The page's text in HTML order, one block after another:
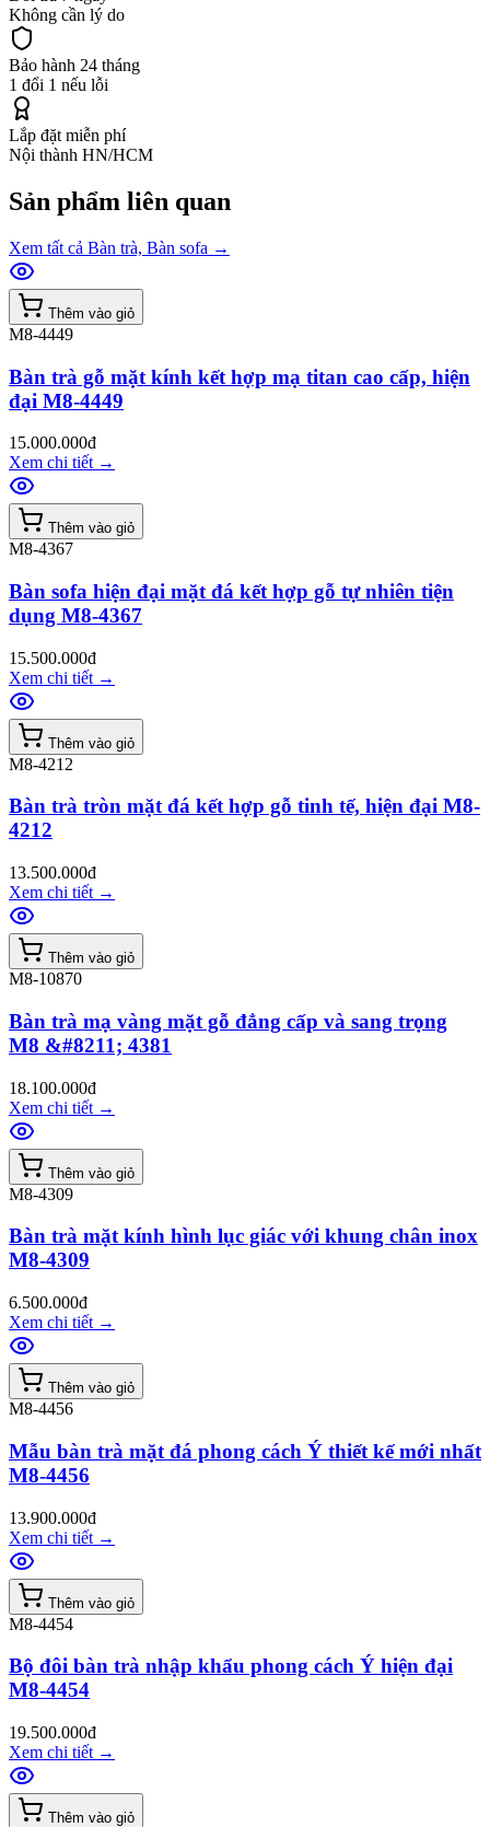
Không cần lý do
Bảo hành 24 tháng
1 đổi 1 nếu lỗi
Lắp đặt miễn phí
Nội thành HN/HCM
Sản phẩm liên quan
Xem tất cả Bàn trà, Bàn sofa →
Thêm vào giỏ
M8-4449
Bàn trà gỗ mặt kính kết hợp mạ titan cao cấp, hiện
đại M8-4449
15.000.000đ
Xem chi tiết →
Thêm vào giỏ
M8-4367
Bàn sofa hiện đại mặt đá kết hợp gỗ tự nhiên tiện
dụng M8-4367
15.500.000đ
Xem chi tiết →
Thêm vào giỏ
M8-4212
Bàn trà tròn mặt đá kết hợp gỗ tinh tế, hiện đại M8-
4212
13.500.000đ
Xem chi tiết →
Thêm vào giỏ
M8-10870
Bàn trà mạ vàng mặt gỗ đẳng cấp và sang trọng
M8 &#8211; 4381
18.100.000đ
Xem chi tiết →
Thêm vào giỏ
M8-4309
Bàn trà mặt kính hình lục giác với khung chân inox
M8-4309
6.500.000đ
Xem chi tiết →
Thêm vào giỏ
M8-4456
Mẫu bàn trà mặt đá phong cách Ý thiết kế mới nhất
M8-4456
13.900.000đ
Xem chi tiết →
Thêm vào giỏ
M8-4454
Bộ đôi bàn trà nhập khẩu phong cách Ý hiện đại
M8-4454
19.500.000đ
Xem chi tiết →
Thêm vào giỏ